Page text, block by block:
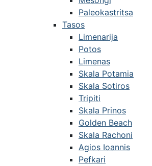
Paleokastritsa
Tasos
Limenarija
Potos
Limenas
Skala Potamia
Skala Sotiros
Tripiti
Skala Prinos
Golden Beach
Skala Rachoni
Agios Ioannis
Pefkari